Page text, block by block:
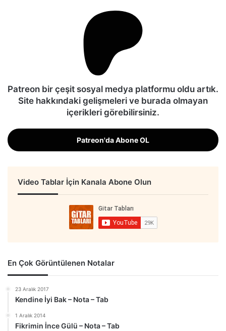
Patreon bir çeşit sosyal medya platformu oldu artık.
Site hakkındaki gelişmeleri ve burada olmayan
içerikleri görebilirsiniz.
Patreon'da Abone OL
Video Tablar İçin Kanala Abone Olun
En Çok Görüntülenen Notalar
23 Aralık 2017
Kendine İyi Bak – Nota – Tab
1 Aralık 2014
Fikrimin İnce Gülü – Nota – Tab